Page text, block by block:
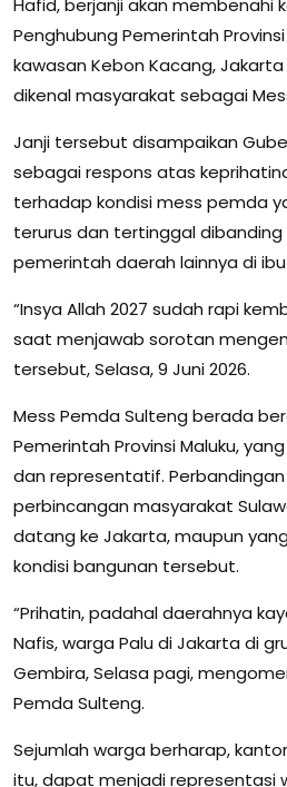
Hafid, berjanji akan membenahi
Penghubung Pemerintah
kawasan Kebon Kacang,
dikenal masyarakat sebagai
Janji tersebut disampaikan
sebagai respons atas
terhadap kondisi mess pemda
terurus dan tertinggal dibanding
pemerintah daerah lainnya di
“Insya Allah 2027 sudah rapi
saat menjawab sorotan
tersebut, Selasa, 9 Juni 2026.
Mess Pemda Sulteng berada
Pemerintah Provinsi Maluku,
dan representatif.
perbincangan masyarakat
datang ke Jakarta, maupun
kondisi bangunan tersebut.
“Prihatin, padahal daerahnya
Nafis, warga Palu di Jakarta di
Gembira, Selasa pagi,
Pemda Sulteng.
Sejumlah warga berharap,
itu, dapat menjadi representasi